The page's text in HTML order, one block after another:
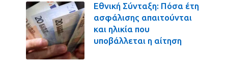
Εθνική Σύνταξη: Πόσα έτη
ασφάλισης απαιτούνται
και ηλικία που
υποβάλλεται η αίτηση